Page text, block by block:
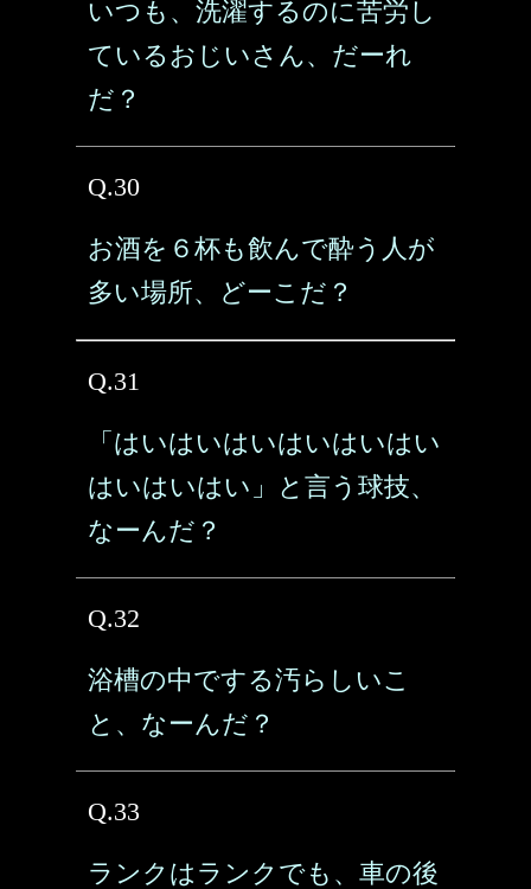
いつも、洗濯するのに苦労し
ているおじいさん、だーれ
だ？
Q.30
お酒を６杯も飲んで酔う人が
多い場所、どーこだ？
Q.31
「はいはいはいはいはいはい
はいはいはい」と言う球技、
なーんだ？
Q.32
浴槽の中でする汚らしいこ
と、なーんだ？
Q.33
ランクはランクでも、車の後